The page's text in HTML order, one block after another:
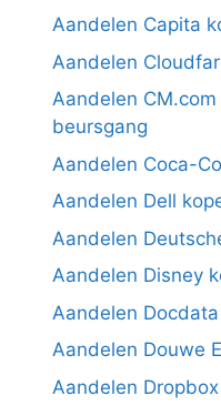
Aandelen Capita
Aandelen
Aandelen
beursgang
Aandelen Coca-
Aandelen Dell
Aandelen
Aandelen Disney
Aandelen
Aandelen Douwe
Aandelen